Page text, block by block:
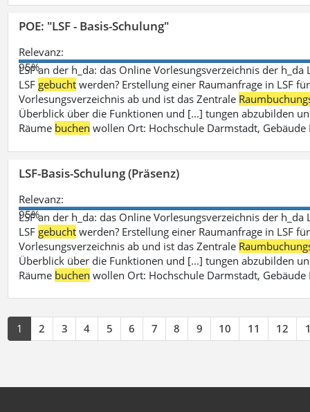
POE: "LSF - Basis-Schulung"
Relevanz:
95%
LSF an der h_da: das Online Vorlesungsverzeichnis der h_da
LSF gebucht werden? Erstellung einer Raumanfrage in LSF
Vorlesungsverzeichnis ab und ist das Zentrale
Überblick über die Funktionen und [...] tungen abzubilden
Räume buchen wollen Ort: Hochschule Darmstadt,
LSF-Basis-Schulung (Präsenz)
Relevanz:
95%
LSF an der h_da: das Online Vorlesungsverzeichnis der h_da
LSF gebucht werden? Erstellung einer Raumanfrage in LSF
Vorlesungsverzeichnis ab und ist das Zentrale
Überblick über die Funktionen und [...] tungen abzubilden
Räume buchen wollen Ort: Hochschule Darmstadt,
1 2 3 4 5 6 7 8 9 10 11 12